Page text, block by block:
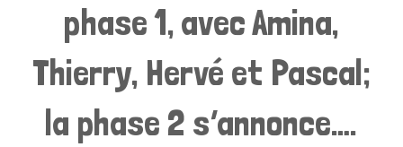
phase 1, avec Amina,
Thierry, Hervé et Pascal;
la phase 2 s’annonce….